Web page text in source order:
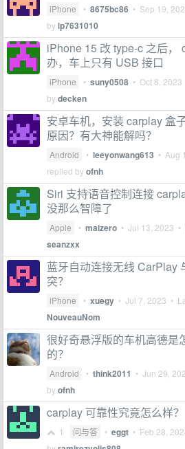
iPhone • 8675bc86 • Sep 19,
bylp7631010
iPhone 15 改 type-c 之后，
办，车上只有 USB 接口
iPhone • suny0508 • Oct 8, 2023
bydecken
安卓车机，安装 carplay 盒
原因？有大神能解吗？
Android • leeyonwang613 • Aug
replied byofnh
Siri 支持语音控制连接
没那么智障了
Apple • maizero • Jul 13, 2023
seanzxx
蓝牙自动连接无线 CarPlay
突？
iPhone • xuegy • Jul 7, 2023 •
NouveauNom
很好奇悬浮版的车机高德是
的？
Android • think2011 • Jun 29,
byofnh
carplay 可靠性究竟怎么样？
1 问与答 • eggt • Feb 28,